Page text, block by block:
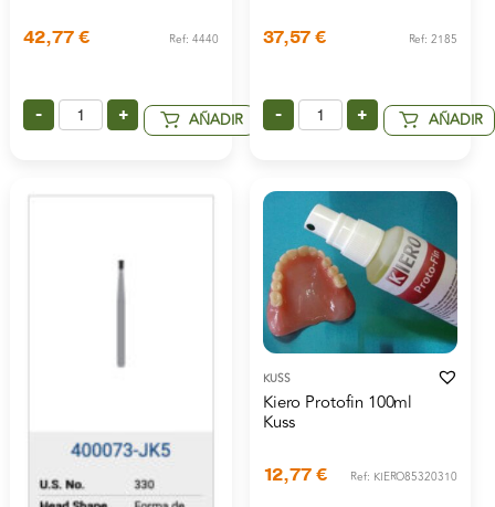
42,77€ Ref: 4440
- + AÑADIR
37,57€ Ref: 2185
- + AÑADIR
KUSS
Kiero Protofin 100ml
Kuss
12,77€ Ref: KIERO85320310